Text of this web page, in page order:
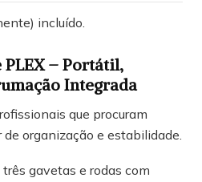
incluído.
– Portátil,
Integrada
que procuram
organização e estabilidade.
gavetas e rodas com